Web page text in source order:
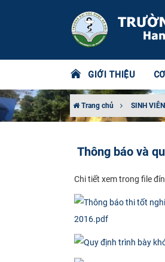
GIỚI THIỆU
Trang chủ SINH
Thông báo và
Chi tiết xem trong file
2016.pdf